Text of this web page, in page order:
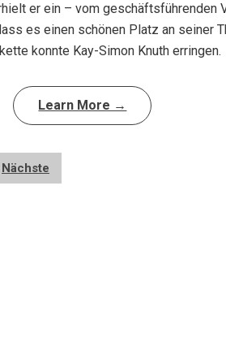
er ein – vom geschäftsführenden
es einen schönen Platz an seiner
konnte Kay-Simon Knuth erringen.
Learn More →
Nächste